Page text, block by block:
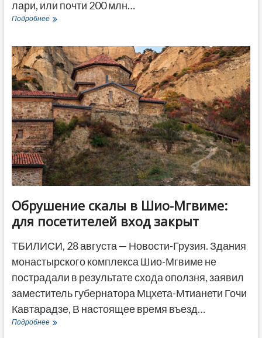
лари, или почти 200 млн…
ПодробнееГраждане
три
месяца
потратили
на
зарубежные
поездки
полмиллиарда
лари
Обрушение скалы в Шио-Мгвиме:
для посетителей вход закрыт
ТБИЛИСИ, 28 августа — Новости-Грузия. Здания
монастырского комплекса Шио-Мгвиме не
пострадали в результате схода оползня, заявил
заместитель губернатора Мцхета-Мтианети Гочи
Кавтарадзе, В настоящее время въезд…
ПодробнееОбрушение